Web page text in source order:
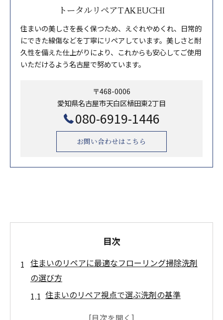
トータルリペアTAKEUCHI
住まいの美しさを長く保つため、えぐれやめくれ、日常的
にできた線傷などを丁寧にリペアしています。美しさと耐
久性を備えた仕上がりにより、これからも安心してご使用
いただけるよう名古屋で努めています。
〒468-0006
愛知県名古屋市天白区植田東2丁目
080-6919-1446
お問い合わせはこちら
目次
住まいのリペアに最適なフローリング掃除洗剤
の選び方
住まいのリペア視点で選ぶ洗剤の基準
安全性重視のフローリング洗剤選定法